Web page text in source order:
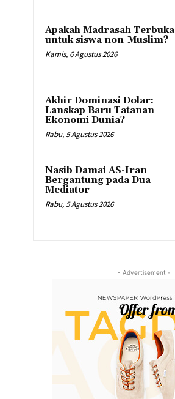
Apakah Madrasah Terbuka
untuk siswa non-Muslim?
Kamis, 6 Agustus 2026
Akhir Dominasi Dolar:
Lanskap Baru Tatanan
Ekonomi Dunia?
Rabu, 5 Agustus 2026
Nasib Damai AS-Iran
Bergantung pada Dua
Mediator
Rabu, 5 Agustus 2026
- Advertisement -